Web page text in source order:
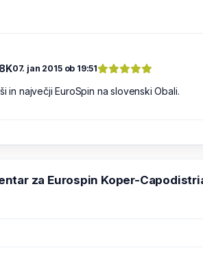
07. jan 2015 ob 19:51
in največji EuroSpin na slovenski Obali.
za Eurospin Koper-